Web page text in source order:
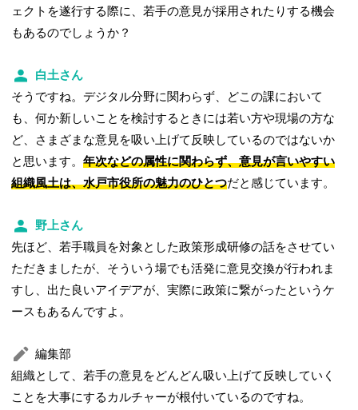
ェクトを遂行する際に、若手の意見が採用されたりする機会
もあるのでしょうか？
白土さん
そうですね。デジタル分野に関わらず、どこの課において
も、何か新しいことを検討するときには若い方や現場の方な
ど、さまざまな意見を吸い上げて反映しているのではないか
と思います。年次などの属性に関わらず、意見が言いやすい
組織風土は、水戸市役所の魅力のひとつだと感じています。
野上さん
先ほど、若手職員を対象とした政策形成研修の話をさせてい
ただきましたが、そういう場でも活発に意見交換が行われま
すし、出た良いアイデアが、実際に政策に繋がったというケ
ースもあるんですよ。
編集部
組織として、若手の意見をどんどん吸い上げて反映していく
ことを大事にするカルチャーが根付いているのですね。